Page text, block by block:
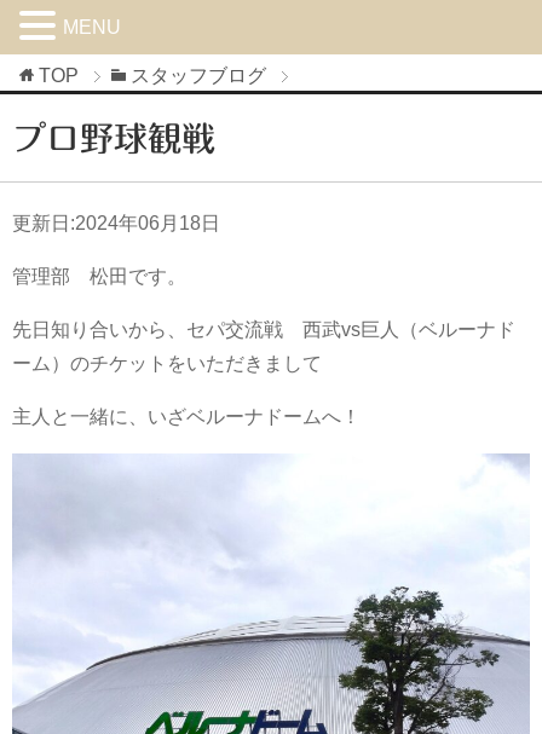
TOP スタッフブログ
プロ野球観戦
更新日:2024年06月18日
管理部 松田です。
先日知り合いから、セパ交流戦 西武vs巨人（ベルーナド
ーム）のチケットをいただきまして
主人と一緒に、いざベルーナドームへ！
MENU